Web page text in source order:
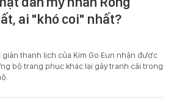
ai "khó coi" nhất?
thanh lịch của Kim Go Eun nhận được
bộ trang phục khác lại gây tranh cãi trong